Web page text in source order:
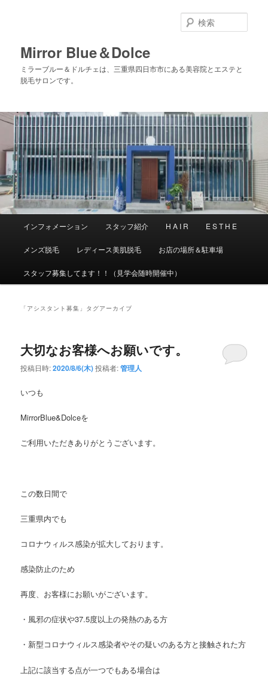
移
動
Mirror Blue＆Dolce
ミラーブルー＆ドルチェは、三重県四日市市にある美容院とエステと
脱毛サロンです。
索
ュ
インフォメーション スタッフ紹介 H A I R E S T H E
メンズ脱毛 レディース美肌脱毛 お店の場所＆駐車場
スタッフ募集してます！！（見学会随時開催中）
「 アシスタント募集 」タグアーカイブ
大切なお客様へお願いです。
投稿日時:2020/8/6(木)投稿者:管理人
いつも
MirrorBlue&Dolceを
ご利用いただきありがとうございます。
この数日間で
三重県内でも
コロナウィルス感染が拡大しております。
感染防止のため
再度、お客様にお願いがございます。
・風邪の症状や37.5度以上の発熱のある方
・新型コロナウィルス感染者やその疑いのある方と接触された方
上記に該当する点が一つでもある場合は